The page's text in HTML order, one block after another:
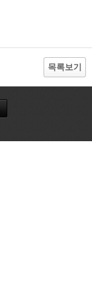
목록보기